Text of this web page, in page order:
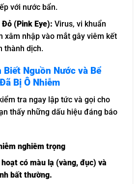
với nước bẩn.
(Pink Eye): Virus, vi khuẩn
xâm nhập vào mắt gây viêm kết
thành dịch.
Biết Nguồn Nước và Bể
Bị Ô Nhiễm
tra ngay lập tức và gọi cho
thấy những dấu hiệu đáng báo
nghiêm trọng
hoạt có màu lạ (vàng, đục) và
bất thường.